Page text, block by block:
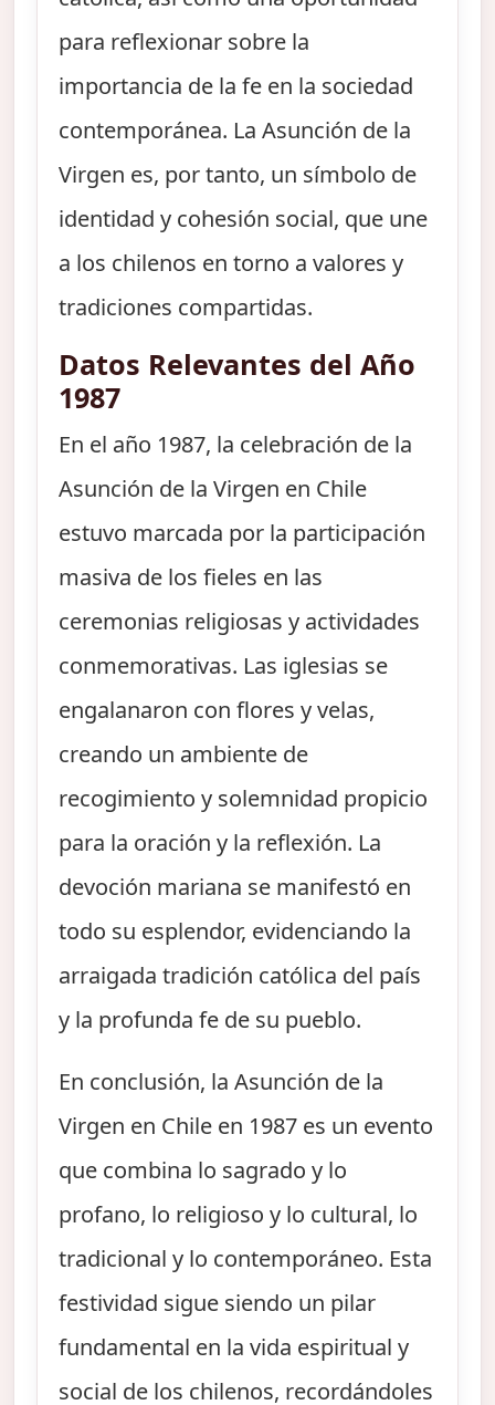
para reflexionar sobre la
importancia de la fe en la sociedad
contemporánea. La Asunción de la
Virgen es, por tanto, un símbolo de
identidad y cohesión social, que une
a los chilenos en torno a valores y
tradiciones compartidas.
Datos Relevantes del Año
1987
En el año 1987, la celebración de la
Asunción de la Virgen en Chile
estuvo marcada por la participación
masiva de los fieles en las
ceremonias religiosas y actividades
conmemorativas. Las iglesias se
engalanaron con flores y velas,
creando un ambiente de
recogimiento y solemnidad propicio
para la oración y la reflexión. La
devoción mariana se manifestó en
todo su esplendor, evidenciando la
arraigada tradición católica del país
y la profunda fe de su pueblo.
En conclusión, la Asunción de la
Virgen en Chile en 1987 es un evento
que combina lo sagrado y lo
profano, lo religioso y lo cultural, lo
tradicional y lo contemporáneo. Esta
festividad sigue siendo un pilar
fundamental en la vida espiritual y
social de los chilenos, recordándoles